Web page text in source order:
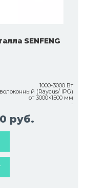
SENFENG
1000-3000 Вт
волоконный (Raycus/ IPG)
от 3000×1500 мм
-
руб.